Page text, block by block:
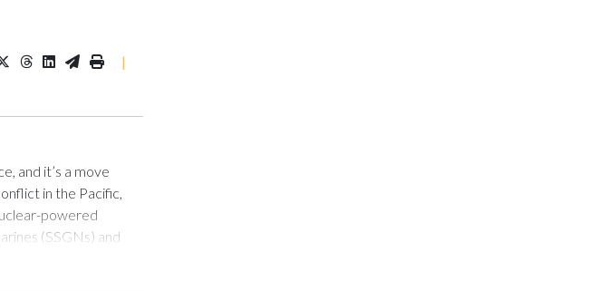
|
and it’s a move
in the Pacific,
powered
(SSGNs) and